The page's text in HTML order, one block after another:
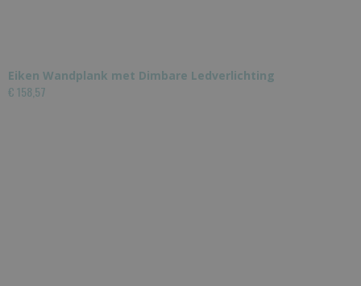
Eiken Wandplank met Dimbare Ledverlichting
€ 158,57